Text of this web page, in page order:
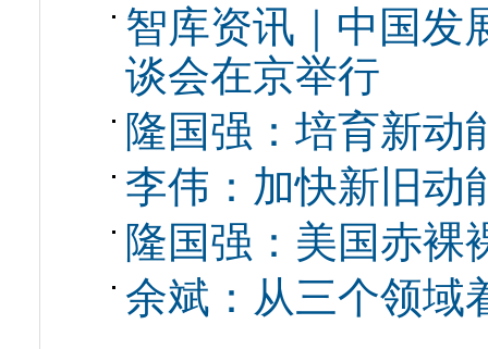
智库资讯｜中国发
谈会在京举行
隆国强：培育新动
李伟：加快新旧动
隆国强：美国赤裸
余斌：从三个领域